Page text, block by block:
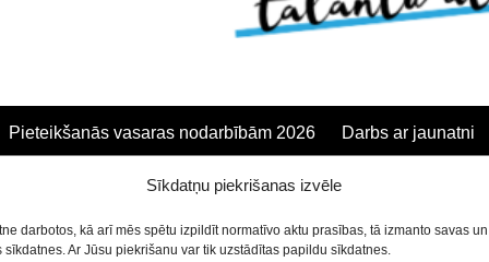
Sīkdatņu piekrišanas izvēle
darbotos, kā arī mēs spētu izpildīt normatīvo aktu prasības, tā izmanto savas
Ar Jūsu piekrišanu var tik uzstādītas papildu sīkdatnes.
Pieteikšanās vasaras nodarbībām 2026 Darbs ar jaunatni
automašīnas